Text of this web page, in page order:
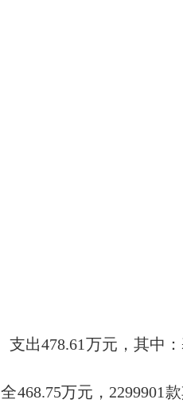
支出478.61万元，其中
468.75万元，2299901